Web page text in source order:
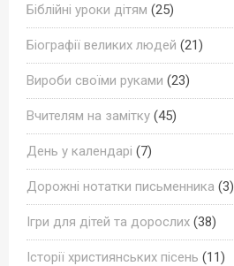
Біблійні уроки дітям (25)
Біографії великих людей (21)
Вироби своїми руками (23)
Вчителям на замітку (45)
День у календарі (7)
Дорожні нотатки письменника (3)
Ігри для дітей та дорослих (38)
Історії християнських пісень (11)